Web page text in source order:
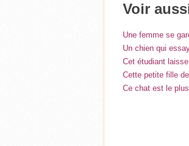
Voir
Une femme se
Un chien qui
Cet étudiant
Cette petite fille
Ce chat est le